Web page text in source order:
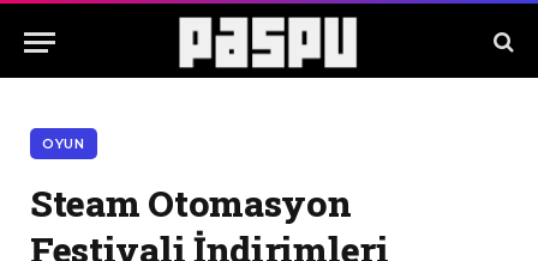
OYUN
Steam Otomasyon
Festivali İndirimleri